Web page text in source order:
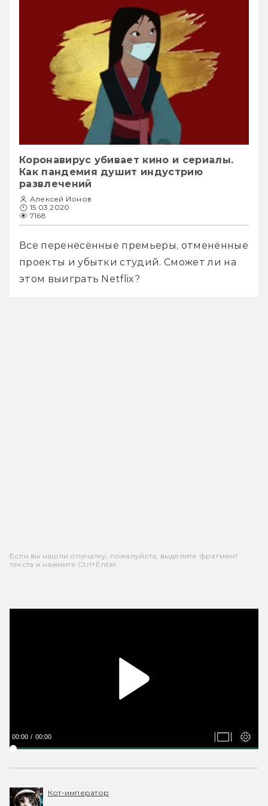
Коронавирус убивает кино и сериалы.
Как пандемия душит индустрию
развлечений
Алексей Ионов
15.03.2020
7168
Все перенесённые премьеры, отменённые
проекты и убытки студий. Сможет ли на
этом выиграть Netflix?
Если вы нашли опечатку, пожалуйста, выделите фрагмент
текста и нажмите Ctrl+Enter.
00:00 00:00
Кот-император